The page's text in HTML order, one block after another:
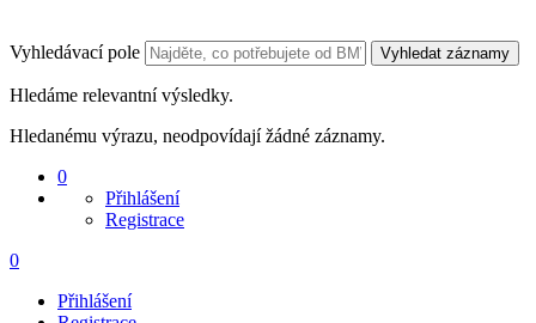
Vyhledávací pole Vyhledat záznamy
Hledáme relevantní výsledky.
Hledanému výrazu, neodpovídají žádné záznamy.
0
Přihlášení
Registrace
0
Přihlášení